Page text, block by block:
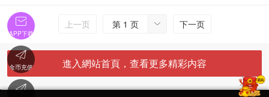
上一页 
第 1 页 下一页
進入網站首頁，查看更多精彩内容
'

APP下载

金币充值
